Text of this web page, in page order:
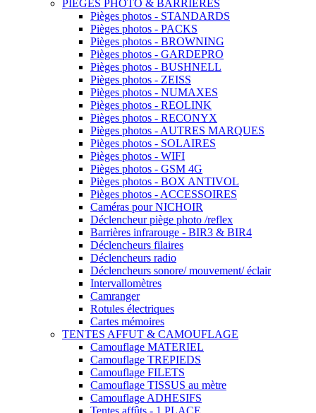
PIEGES PHOTO & BARRIERES
Pièges photos - STANDARDS
Pièges photos - PACKS
Pièges photos - BROWNING
Pièges photos - GARDEPRO
Pièges photos - BUSHNELL
Pièges photos - ZEISS
Pièges photos - NUMAXES
Pièges photos - REOLINK
Pièges photos - RECONYX
Pièges photos - AUTRES MARQUES
Pièges photos - SOLAIRES
Pièges photos - WIFI
Pièges photos - GSM 4G
Pièges photos - BOX ANTIVOL
Pièges photos - ACCESSOIRES
Caméras pour NICHOIR
Déclencheur piège photo /reflex
Barrières infrarouge - BIR3 & BIR4
Déclencheurs filaires
Déclencheurs radio
Déclencheurs sonore/ mouvement/ éclair
Intervallomètres
Camranger
Rotules électriques
Cartes mémoires
TENTES AFFUT & CAMOUFLAGE
Camouflage MATERIEL
Camouflage TREPIEDS
Camouflage FILETS
Camouflage TISSUS au mètre
Camouflage ADHESIFS
Tentes affûts - 1 PLACE